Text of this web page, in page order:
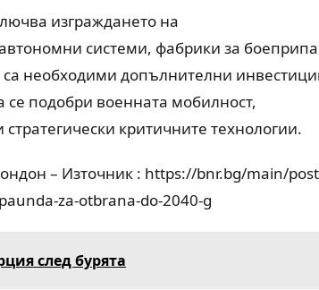
изграждането на
системи, фабрики за
необходими допълнителни
се подобри военната мобилност,
критичните технологии.
– Източник : https://bnr.bg/main/
za-otbrana-do-2040-g
след бурята